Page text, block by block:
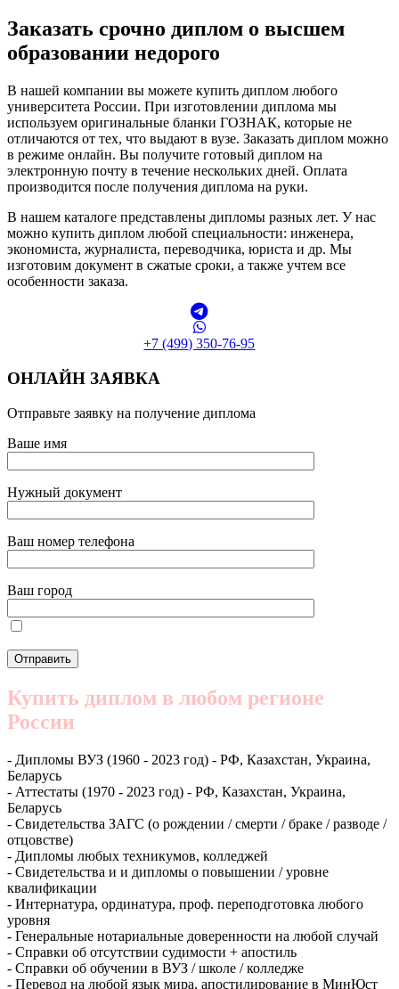
Заказать срочно диплом о высшем
образовании недорого
В нашей компании вы можете купить диплом любого
университета России. При изготовлении диплома мы
используем оригинальные бланки ГОЗНАК, которые не
отличаются от тех, что выдают в вузе. Заказать диплом можно
в режиме онлайн. Вы получите готовый диплом на
электронную почту в течение нескольких дней. Оплата
производится после получения диплома на руки.
В нашем каталоге представлены дипломы разных лет. У нас
можно купить диплом любой специальности: инженера,
экономиста, журналиста, переводчика, юриста и др. Мы
изготовим документ в сжатые сроки, а также учтем все
особенности заказа.
+7 (499) 350-76-95
ОНЛАЙН ЗАЯВКА
Отправьте заявку на получение диплома
Ваше имя
Нужный документ
Ваш номер телефона
Ваш город
Купить диплом в любом регионе
России
- Дипломы ВУЗ (1960 - 2023 год) - РФ, Казахстан, Украина,
Беларусь
- Аттестаты (1970 - 2023 год) - РФ, Казахстан, Украина,
Беларусь
- Свидетельства ЗАГС (о рождении / смерти / браке / разводе /
отцовстве)
- Дипломы любых техникумов, колледжей
- Свидетельства и и дипломы о повышении / уровне
квалификации
- Интернатура, ординатура, проф. переподготовка любого
уровня
- Генеральные нотариальные доверенности на любой случай
- Справки об отсутствии судимости + апостиль
- Справки об обучении в ВУЗ / школе / колледже
- Перевод на любой язык мира, апостилирование в МинЮст